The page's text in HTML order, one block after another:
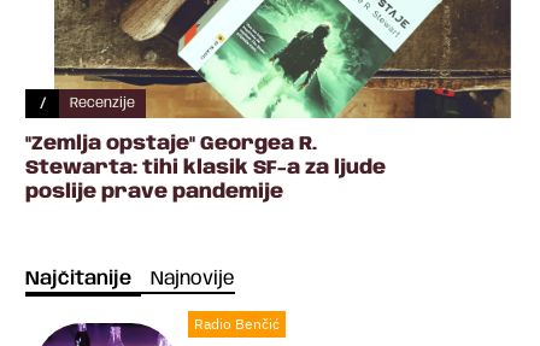
/ Recenzije
"Zemlja opstaje" Georgea R.
Stewarta: tihi klasik SF-a za ljude
poslije prave pandemije
Najčitanije Najnovije
Radio Benčić